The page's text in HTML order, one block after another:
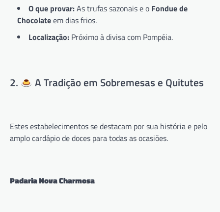
O que provar:As trufas sazonais e o Fondue de
Chocolateem dias frios.
Localização: Próximo à divisa com Pompéia.
2. A Tradição em Sobremesas e Quitutes
Estes estabelecimentos se destacam por sua história e pelo
amplo cardápio de doces para todas as ocasiões.
Padaria Nova Charmosa